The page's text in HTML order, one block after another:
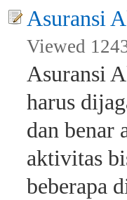
Asuransi
Viewed
Asuransi
harus
dan benar
aktivitas
beberapa